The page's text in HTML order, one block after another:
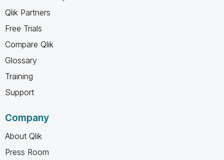
Qlik Partners
Free Trials
Compare Qlik
Glossary
Training
Support
Company
About Qlik
Press Room